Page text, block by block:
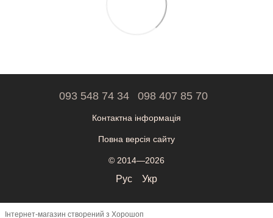
093 548 74 34 098 407 85 70
Контактна інформація
Повна версія сайту
© 2014—2026
Рус Укр
Інтернет-магазин створений з Хорошоп